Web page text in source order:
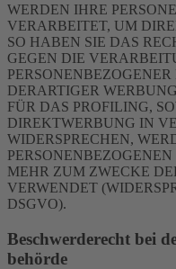
WERDEN IHRE
VERARBEITET, UM
SO HABEN SIE DAS
GEGEN DIE
DERARTIGER
FÜR DAS PROFILING,
DIREKTWERBUNG IN
WIDERSPRECHEN,
MEHR ZUM ZWECKE
VERWENDET
DSGVO).
Beschwerde­recht bei
behörde